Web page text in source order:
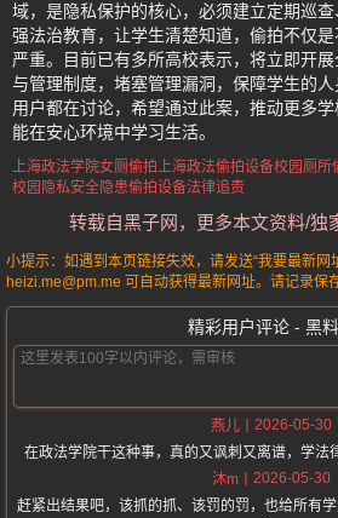
域，是隐私保护的核心，必须建立定期巡
强法治教育，让学生清楚知道，偷拍不仅
严重。目前已有多所高校表示，将立即开
与管理制度，堵塞管理漏洞，保障学生的
用户都在讨论，希望通过此案，推动更多
能在安心环境中学习生活。
上海政法学院女厕偷拍上海政法偷拍设备校园厕所
校园隐私安全隐患偷拍设备法律追责
转载自黑子网，更多本文资料/独
小提示：如遇到本页链接失效，请发送“我要最新网
heizi.me@pm.me 可自动获得最新网址。请记录保
精彩用户评论 - 黑
燕儿
2026-05-30
在政法学院干这种事，真的又讽刺又离谱，学法
沐m
2026-05-30
赶紧出结果吧，该抓的抓、该罚的罚，也给所有